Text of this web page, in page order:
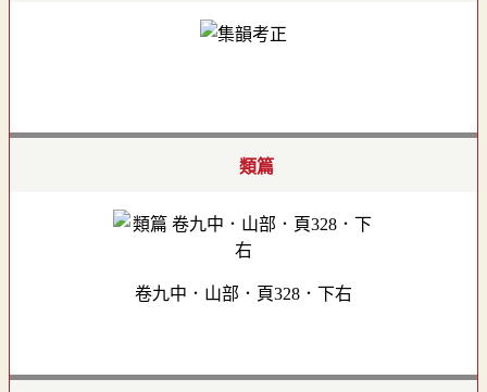
類篇
卷九中．山部．頁328．下右